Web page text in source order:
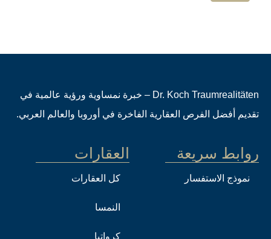
Dr. Koch Traumrealitäten – خبرة نمساوية ورؤية عالمية في
تقديم أفضل الفرص العقارية الفاخرة في أوروبا والعالم العربي.
روابط سريعة
نموذج الاستفسار
العقارات
كل العقارات
النمسا
كرواتيا